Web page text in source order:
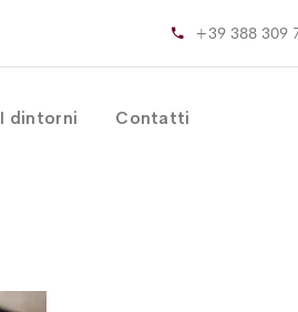
+39 388 309
I dintorni Contatti